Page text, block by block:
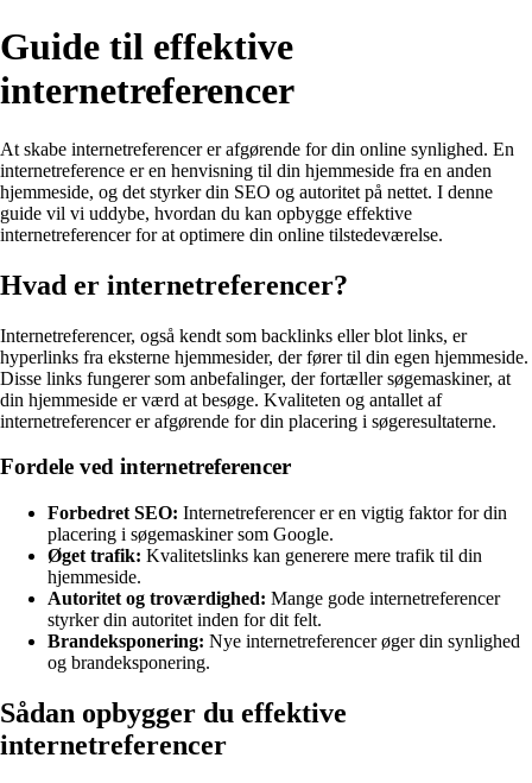
Guide til effektive
internetreferencer
At skabe internetreferencer er afgørende for din online synlighed. En
internetreference er en henvisning til din hjemmeside fra en anden
hjemmeside, og det styrker din SEO og autoritet på nettet. I denne
guide vil vi uddybe, hvordan du kan opbygge effektive
internetreferencer for at optimere din online tilstedeværelse.
Hvad er internetreferencer?
Internetreferencer, også kendt som backlinks eller blot links, er
hyperlinks fra eksterne hjemmesider, der fører til din egen hjemmeside.
Disse links fungerer som anbefalinger, der fortæller søgemaskiner, at
din hjemmeside er værd at besøge. Kvaliteten og antallet af
internetreferencer er afgørende for din placering i søgeresultaterne.
Fordele ved internetreferencer
Forbedret SEO: Internetreferencer er en vigtig faktor for din
placering i søgemaskiner som Google.
Øget trafik: Kvalitetslinks kan generere mere trafik til din
hjemmeside.
Autoritet og troværdighed: Mange gode internetreferencer
styrker din autoritet inden for dit felt.
Brandeksponering: Nye internetreferencer øger din synlighed
og brandeksponering.
Sådan opbygger du effektive
internetreferencer